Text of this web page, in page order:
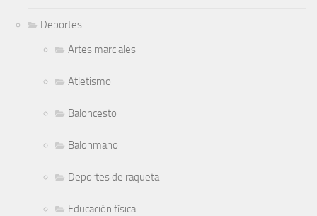
Deportes
Artes marciales
Atletismo
Baloncesto
Balonmano
Deportes de raqueta
Educación física